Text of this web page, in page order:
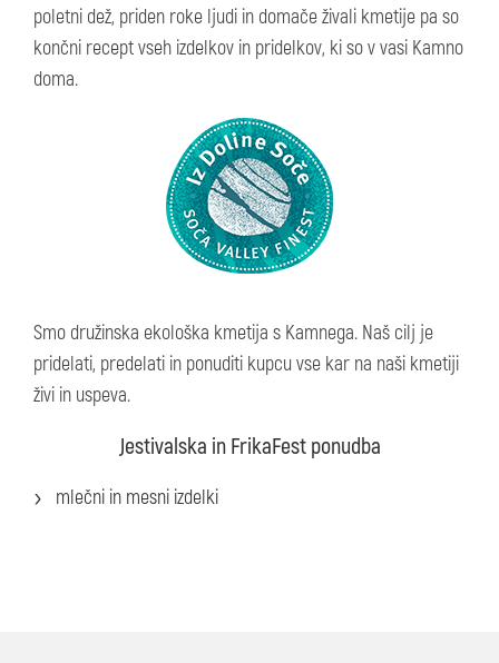
poletni dež, priden roke ljudi in domače živali kmetije pa so
končni recept vseh izdelkov in pridelkov, ki so v vasi Kamno
doma.
Smo družinska ekološka kmetija s Kamnega. Naš cilj je
pridelati, predelati in ponuditi kupcu vse kar na naši kmetiji
živi in uspeva.
Jestivalska in FrikaFest ponudba
mlečni in mesni izdelki